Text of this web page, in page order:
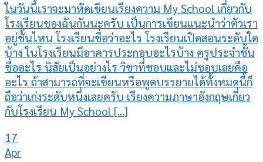
ในวันนี้เราจะมาหัดเขียนเรียงความ My School เกี่ยวกับ
โรงเรียนของฉันกันนะครับ เป็นการเขียนแนะนำว่าตัวเรา
อยู่ชั้นไหน โรงเรียนชื่อว่าอะไร โรงเรียนเปิดสอนระดับใด
บ้าง ในโรงเรียนมีอาคารประกอบอะไรบ้าง ครูประจำชั้น
ชื่ออะไร นิสัยเป็นอย่างไร วิชาที่ชอบและไม่ชอบเลยคือ
อะไร ถ้าสามารถที่จะเขียนหรือพูดบรรยายได้ทั้งหมดนี้ก็
ถือว่าเก่งระดับหนึ่งเลยครับ เรียงความภาษาอังกฤษเกี่ยว
กับโรงเรียน My School [...]
17
Apr